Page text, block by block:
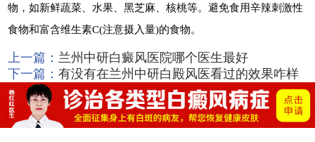
物，如新鲜蔬菜、水果、黑芝麻、核桃等。避免食用辛辣刺激性
食物和富含维生素C(注意摄入量)的食物。
上一篇： 兰州中研白癜风医院哪个医生最好
下一篇：有没有在兰州中研白殿风医看过的效果咋样